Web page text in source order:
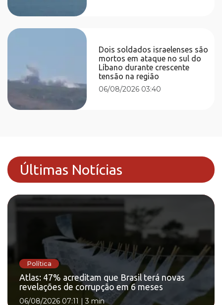
Dois soldados israelenses são
mortos em ataque no sul do
Líbano durante crescente
tensão na região
06/08/2026 03:40
Últimas Notícias
Política
Atlas: 47% acreditam que Brasil terá novas
revelações de corrupção em 6 meses
06/08/2026 07:11 |3 min